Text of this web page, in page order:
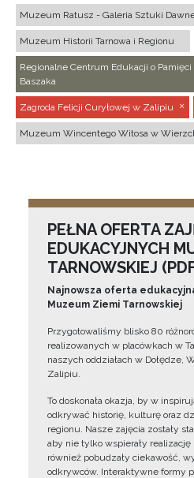
Muzeum Ratusz - Galeria Sztuki
Muzeum Historii Tarnowa i Regionu
Regionalne Centrum Edukacji o
Baszaka
Zagroda Felicji Curyłowej w Zalipiu
Muzeum Wincentego Witosa w
PEŁNA OFERTA
EDUKACYJNYCH
TARNOWSKIEJ
Najnowsza oferta
Muzeum Ziemi Tarnowskiej
Przygotowaliśmy blisko 80
realizowanych w placówkach w
naszych oddziałach w Dołędze,
Zalipiu.
To doskonała okazja, by w
odkrywać historię, kulturę oraz
regionu. Nasze zajęcia zostały
aby nie tylko wspierały
również pobudzały ciekawość,
odkrywców. Interaktywne formy